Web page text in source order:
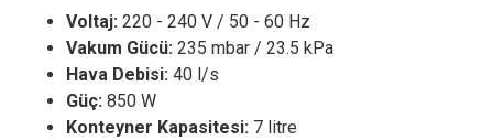
Voltaj: 220 - 240 V / 50 - 60 Hz
Vakum Gücü: 235 mbar / 23.5 kPa
Hava Debisi: 40 l/s
Güç: 850 W
Konteyner Kapasitesi: 7 litre